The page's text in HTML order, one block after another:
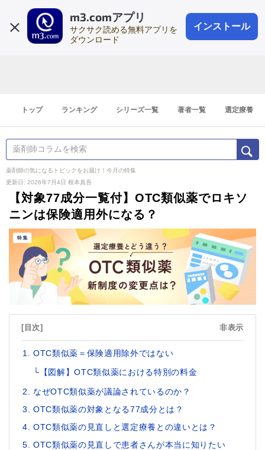
m3.comアプリ
サクサク読める無料アプリを
ダウンロード
インストール
会員登録
登録1分
トップ ランキング シリーズ一覧 著者一覧 選定療養
薬剤師の気になるトピックをお届け！今月の特集
更新日: 2026年7月4日 根本真吾
【対象77成分一覧付】OTC類似薬でロキソ
ニンは保険適用外になる？
[目次] 非表示
OTC類似薬＝保険適用除外ではない
└【図解】OTC類似薬における特別の料金
なぜOTC類似薬が議論されているのか？
OTC類似薬の対象となる77成分とは？
OTC類似薬の見直しと選定療養との違いとは？
OTC類似薬の見直しで患者さんが本当に知りたい